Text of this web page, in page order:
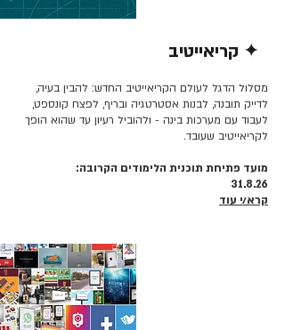
✦ קריאייטיב
מסלול הדגל לעולם הקריאייטיב החדש: להבין בעיה,
לדייק תובנה, לבנות אסטרטגיה ובריף, לפצח קונספט,
לעבוד עם מערכות בינה - ולהוביל רעיון עד שהוא הופך
לקריאייטיב שעובד.
מועד פתיחת תוכנית הלימודים הקרובה:
31.8.26
קרא/י עוד